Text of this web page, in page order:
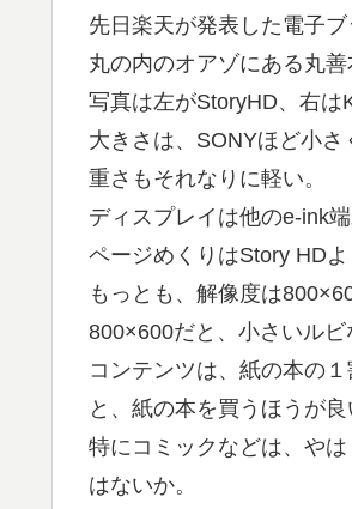
先日楽天が発表した電子ブ
丸の内のオアゾにある丸
写真は左がStoryHD、右は
大きさは、SONYほど小さ
重さもそれなりに軽い。
ディスプレイは他のe-ink
ページめくりはStory HD
もっとも、解像度は
800×600だと、小さいルビ
コンテンツは、紙の本の
と、紙の本を買うほうが
特にコミックなどは、や
はないか。